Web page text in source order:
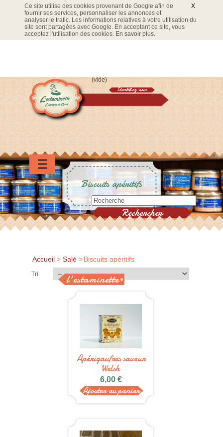
X
Ce site utilise des cookies provenant de Google afin de
fournir ses services, personnaliser les annonces et
analyser le trafic. Les informations relatives à votre utilisation du
site sont partagées avec Google. En acceptant ce site, vous
acceptez l'utilisation des cookies. En savoir plus.
(vide)
Identifiez-vous
Panier
☰
l'estaminette
Biscuits apéritifs
Accueil > Salé >Biscuits apéritifs
Tri
Apérigaufres saveur
Welsh
6,00 €
Ajouter au panier